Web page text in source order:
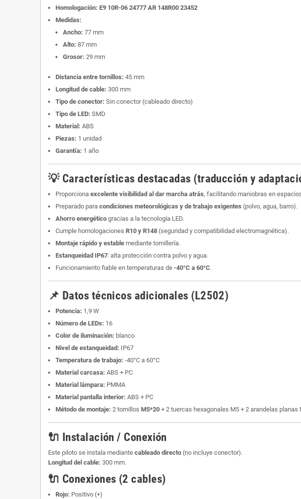
Homologación: E9 10R-06 24777 AR 148R00 23452
Medidas:
Ancho: 77 mm
Alto: 87 mm
Grosor: 29 mm
Distancia entre tornillos: 45 mm
Longitud de cable: 300 mm
Tipo de conector: Sin conector (cableado directo)
Tipo de LED: SMD
Material: ABS
Piezas: 1 unidad
Garantía: 1 año
💡 Características destacadas (traducción y
Proporciona excelente visibilidad al dar marcha atrás, facilitando maniobras en
Preparado para condiciones meteorológicas y de trabajo exigentes (polvo, agua, barro).
Ahorro energético gracias a la tecnología LED.
Cumple homologaciones R10 y R148 (seguridad y compatibilidad electromagnética).
Montaje rápido y estable mediante tornillería.
Estanqueidad IP67: alta protección contra polvo y agua.
Funcionamiento fiable en temperaturas de -40°C a 60°C.
📌 Datos técnicos adicionales (L2502)
Potencia: 1,9 W
Número de LEDs: 16
Color de iluminación: blanco
Nivel de estanqueidad: IP67
Temperatura de trabajo: -40°C a 60°C
Material carcasa: ABS + PC
Material lámpara: PMMA
Material pantalla interior: ABS + PC
Método de montaje: 2 tornillos M5*20 + 2 tuercas hexagonales M5 + 2 arandelas planas
🔌 Instalación / Conexión
Este piloto se instala mediante cableado directo (no incluye conector).
Longitud del cable: 300 mm.
🔌 Conexiones (2 cables)
Rojo: Positivo (+)